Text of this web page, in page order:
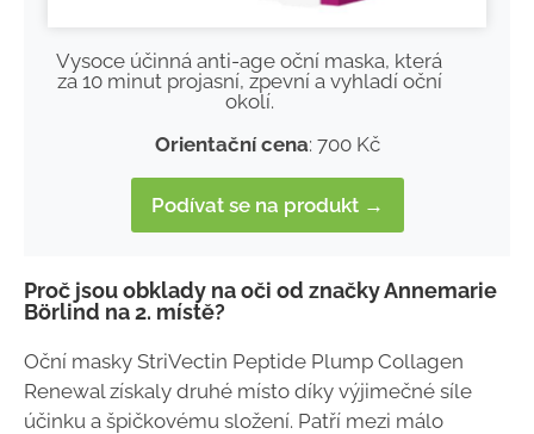
Vysoce účinná anti-age oční maska, která
za 10 minut projasní, zpevní a vyhladí oční
okolí.
Orientační cena: 700 Kč
Podívat se na produkt →
Proč jsou obklady na oči od značky Annemarie
Börlind na 2. místě?
Oční masky StriVectin Peptide Plump Collagen
Renewal získaly druhé místo díky výjimečné síle
účinku a špičkovému složení. Patří mezi málo